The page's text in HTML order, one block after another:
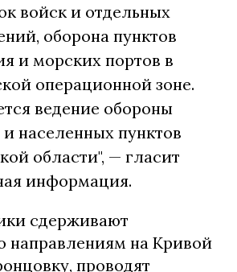
войск и отдельных
оборона пунктов
и морских портов в
операционной зоне.
ведение обороны
населенных пунктов
области", — гласит
информация.
сдерживают
направлениям на Кривой
проводят